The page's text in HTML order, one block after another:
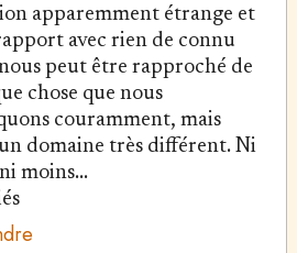
apparemment étrange et
avec rien de connu
peut être rapproché de
chose que nous
couramment, mais
domaine très différent. Ni
moins...